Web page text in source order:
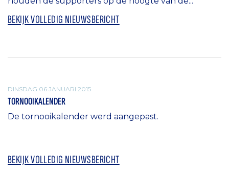
BEKIJK VOLLEDIG NIEUWSBERICHT
DINSDAG 06 JANUARI 2015
TORNOOIKALENDER
De tornooikalender werd aangepast.
BEKIJK VOLLEDIG NIEUWSBERICHT